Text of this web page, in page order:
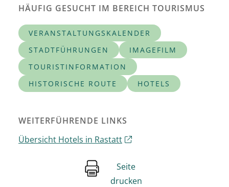
HÄUFIG GESUCHT IM BEREICH TOURISMUS
VERANSTALTUNGSKALENDER
STADTFÜHRUNGEN
IMAGEFILM
TOURISTINFORMATION
HISTORISCHE ROUTE
HOTELS
WEITERFÜHRENDE LINKS
Übersicht Hotels in Rastatt
Seite
drucken